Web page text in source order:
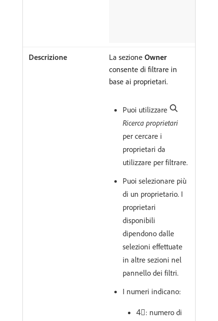
La sezione Owner
consente di filtrare in
base ai proprietari.
Puoi utilizzare
Ricerca proprietari
per cercare i
proprietari da
utilizzare per filtrare.
Puoi selezionare più
di un proprietario. I
proprietari
disponibili
dipendono dalle
selezioni effettuate
in altre sezioni nel
pannello dei filtri.
I numeri indicano:
4︎⃣: numero di